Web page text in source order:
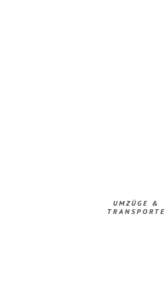
UMZÜGE &
TRANSPORTE